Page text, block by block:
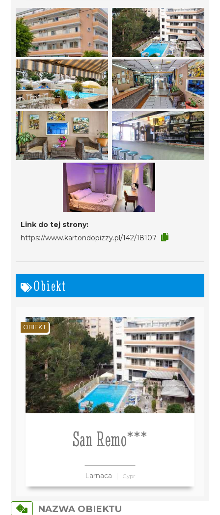
Link do tej strony:
https://www.kartondopizzy.pl/142/18107
Obiekt
San Remo***
Larnaca Cypr
OBIEKT
NAZWA OBIEKTU